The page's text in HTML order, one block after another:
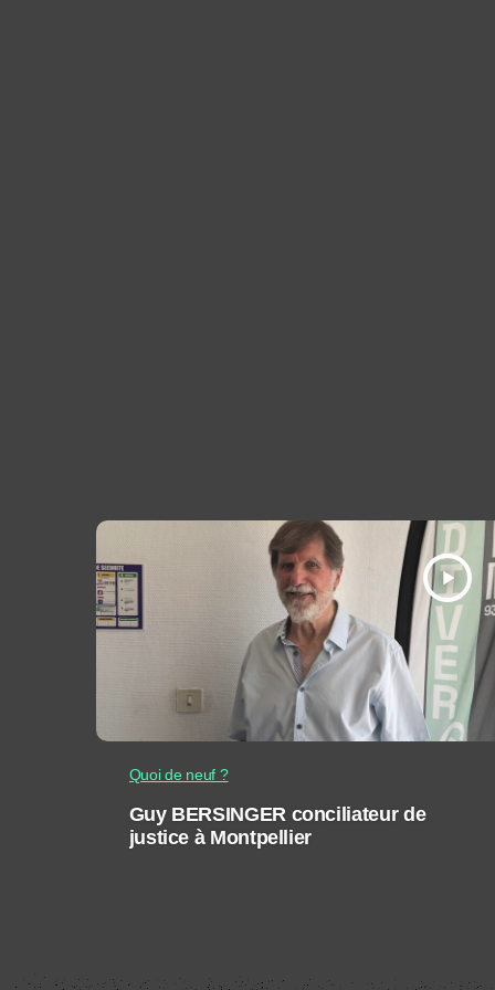
play_arrow
Quoi de neuf ?
Guy BERSINGER conciliateur de
justice à Montpellier